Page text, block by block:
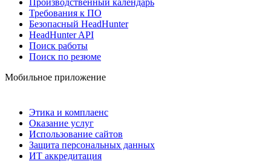
Требования к ПО
Безопасный HeadHunter
HeadHunter API
Поиск работы
Поиск по резюме
Мобильное приложение
Этика и комплаенс
Оказание услуг
Использование сайтов
Защита персональных данных
ИТ аккредитация